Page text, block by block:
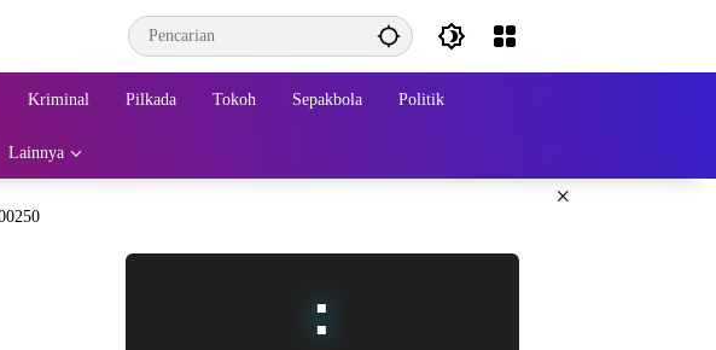
Kriminal Pilkada Tokoh Sepakbola Politik
Lainnya
×
: